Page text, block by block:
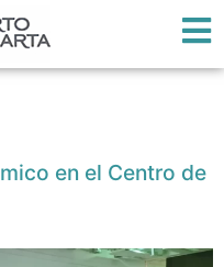
en el Centro de